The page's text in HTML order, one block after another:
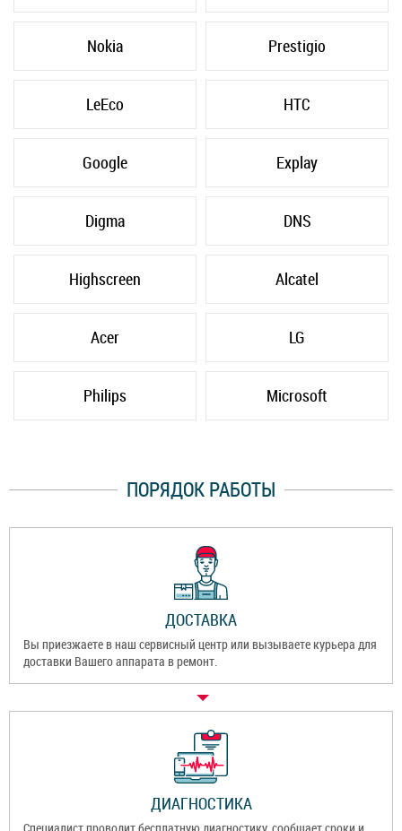
Nokia Prestigio
LeEco HTC
Google Explay
Digma DNS
Highscreen Alcatel
Acer LG
Philips Microsoft
ПОРЯДОК РАБОТЫ
ДОСТАВКА
Вы приезжаете в наш сервисный центр или вызываете курьера для
доставки Вашего аппарата в ремонт.
ДИАГНОСТИКА